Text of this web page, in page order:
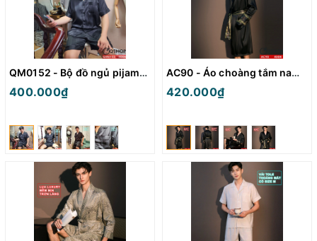
QM0152 - Bộ đồ ngủ pijama nam quần ngắn lụa satin mềm
400.000₫
AC90 - Áo choàng tắm nam lụa mềm mát
420.000₫